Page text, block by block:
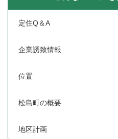
定住Q＆A
企業誘致情報
位置
松島町の概要
地区計画